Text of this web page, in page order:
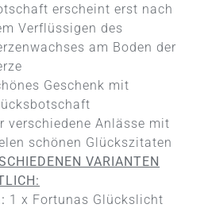
erscheint erst nach
Verflüssigen des
am Boden der
Geschenk mit
verschiedene Anlässe mit
schönen Glückszitaten
VARIANTEN
1 x Fortunas Glückslicht